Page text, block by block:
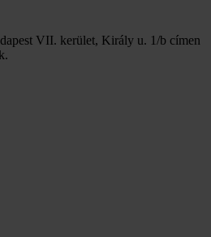
VII. kerület, Király u. 1/b címen